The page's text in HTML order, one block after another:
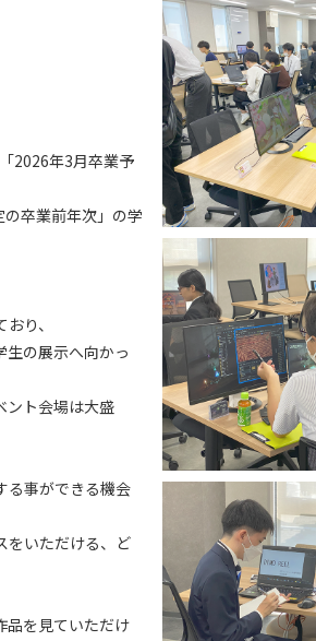
2026年3月卒業予
卒業前年次」の学
り、
生の展示へ向かっ
ント会場は大盛
る事ができる機会
をいただける、ど
品を見ていただけ